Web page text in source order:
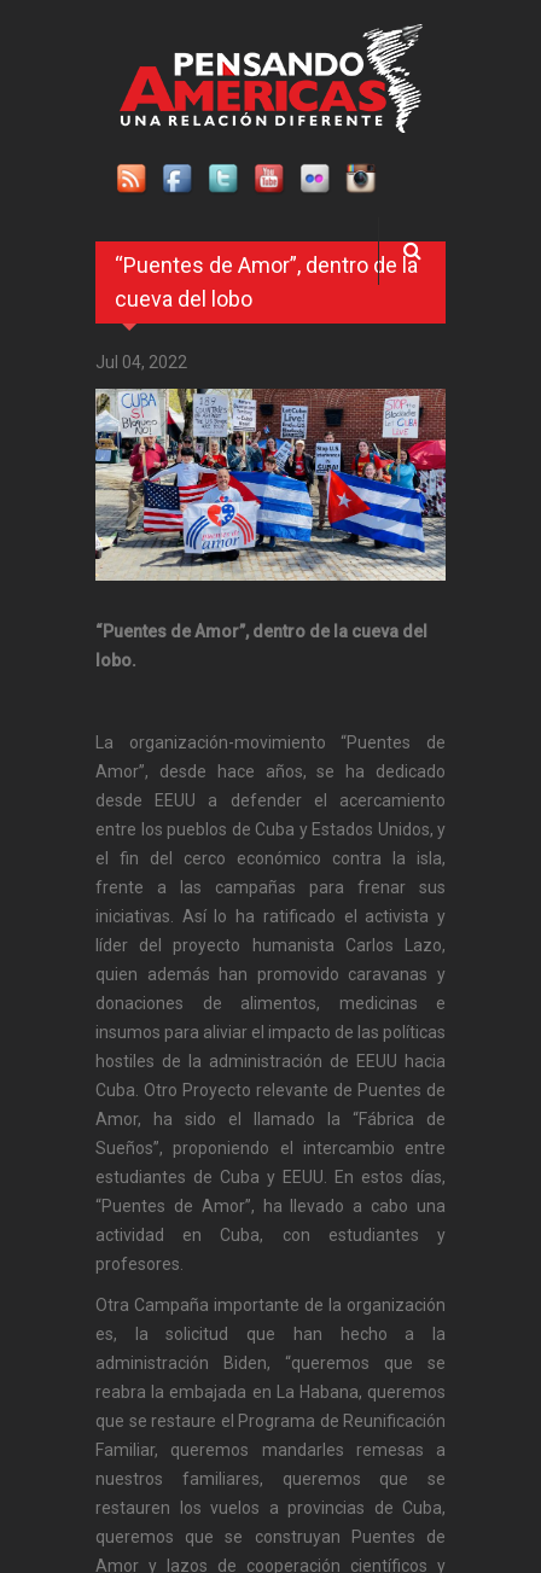
“Puentes de Amor”, dentro de la
cueva del lobo
Jul 04, 2022
“Puentes de Amor”, dentro de la cueva del
lobo.
La organización-movimiento “Puentes de
Amor”, desde hace años, se ha dedicado
desde EEUU a defender el acercamiento
entre los pueblos de Cuba y Estados Unidos, y
el fin del cerco económico contra la isla,
frente a las campañas para frenar sus
iniciativas. Así lo ha ratificado el activista y
líder del proyecto humanista Carlos Lazo,
quien además han promovido caravanas y
donaciones de alimentos, medicinas e
insumos para aliviar el impacto de las políticas
hostiles de la administración de EEUU hacia
Cuba. Otro Proyecto relevante de Puentes de
Amor, ha sido el llamado la “Fábrica de
Sueños”, proponiendo el intercambio entre
estudiantes de Cuba y EEUU. En estos días,
“Puentes de Amor”, ha llevado a cabo una
actividad en Cuba, con estudiantes y
profesores.
Otra Campaña importante de la organización
es, la solicitud que han hecho a la
administración Biden, “queremos que se
reabra la embajada en La Habana, queremos
que se restaure el Programa de Reunificación
Familiar, queremos mandarles remesas a
nuestros familiares, queremos que se
restauren los vuelos a provincias de Cuba,
queremos que se construyan Puentes de
Amor y lazos de cooperación científicos y